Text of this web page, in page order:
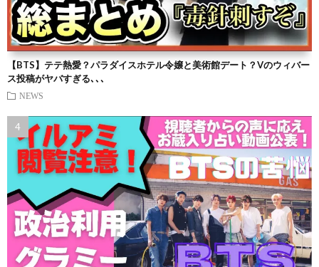
【BTS】テテ熱愛？パラダイスホテル令嬢と美術館デート？Vのウィバー
ス投稿がヤバすぎる､､､
NEWS